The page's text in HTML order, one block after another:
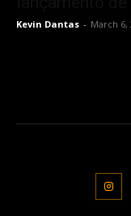
Kevin Dantas - March 6,